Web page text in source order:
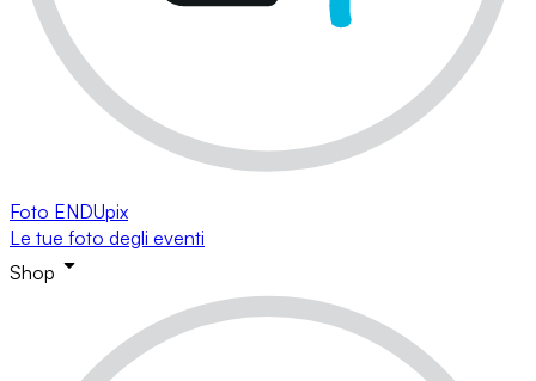
Foto ENDUpix
Le tue foto degli eventi
Shop